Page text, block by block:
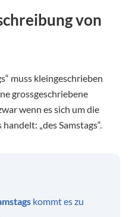
von
muss kleingeschrieben
grossgeschriebene
wenn es sich um die
„des Samstags“.
kommt es zu